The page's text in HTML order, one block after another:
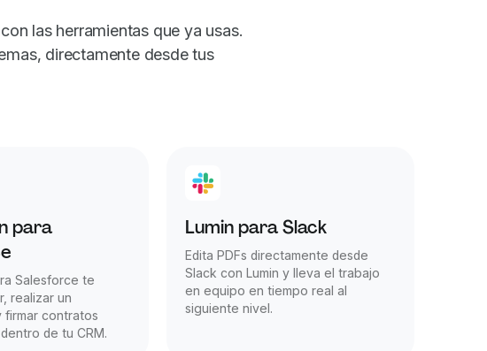
las herramientas que ya usas.
directamente desde tus
para
Salesforce te
realizar un
firmar contratos
de tu CRM.
Lumin para Slack
Edita PDFs directamente desde
Slack con Lumin y lleva el trabajo
en equipo en tiempo real al
siguiente nivel.